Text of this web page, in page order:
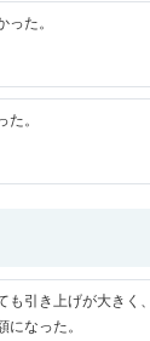
った。
。
も引き上げが大きく
になった。